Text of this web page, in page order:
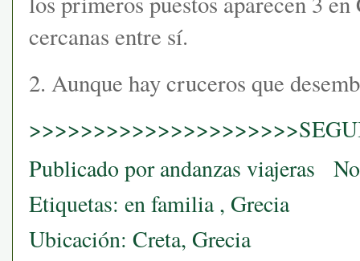
cercanas entre sí.
2. Aunque hay cruceros que
Publicado porandanzas viajeras
Etiquetas: en familia, Grecia
Ubicación: Creta, Grecia